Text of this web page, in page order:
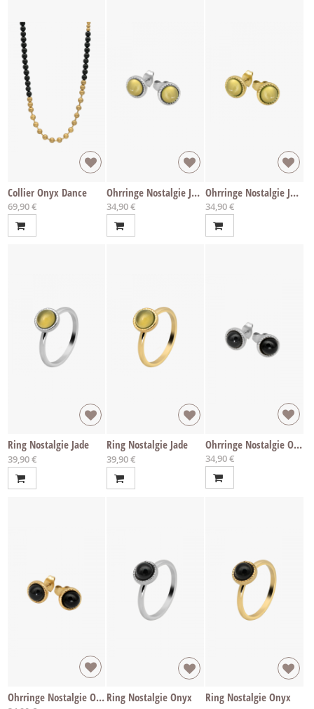
Collier Onyx Dance
69,90 €
Ohrringe Nostalgie Jade
34,90 €
Ohrringe Nostalgie Jade
34,90 €
Ring Nostalgie Jade
Ab
39,90 €
Ring Nostalgie Jade
Ab
39,90 €
Ohrringe Nostalgie Onyx
34,90 €
Ohrringe Nostalgie Onyx Ring Nostalgie Onyx Ring Nostalgie Onyx